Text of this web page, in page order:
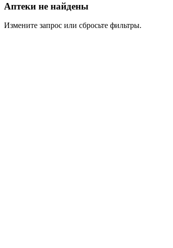
Аптеки не найдены
Измените запрос или сбросьте фильтры.